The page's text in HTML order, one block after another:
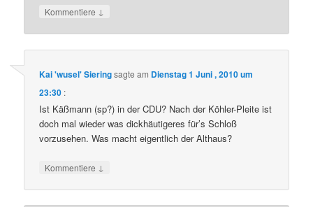
Kommentiere ↓
Kai 'wusel' Sieringsagte am Dienstag 1 Juni , 2010 um
23:30 :
Ist Käßmann (sp?) in der CDU? Nach der Köhler-Pleite ist
doch mal wieder was dickhäutigeres für’s Schloß
vorzusehen. Was macht eigentlich der Althaus?
Kommentiere ↓